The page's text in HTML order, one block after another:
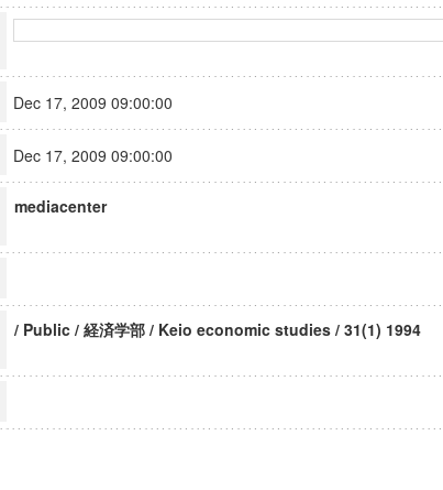
Dec 17, 2009 09:00:00
Dec 17, 2009 09:00:00
mediacenter
/ Public / 経済学部 / Keio economic studies / 31(1) 1994